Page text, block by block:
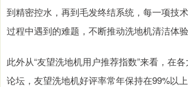
到精密控水，再到毛发终结系统，每一项技
过程中遇到的难题，不断推动洗地机清洁体验
此外从“友望洗地机用户推荐指数”来看，在
论坛，友望洗地机好评率常年保持在99%以